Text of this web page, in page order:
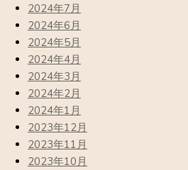
2024年7月
2024年6月
2024年5月
2024年4月
2024年3月
2024年2月
2024年1月
2023年12月
2023年11月
2023年10月